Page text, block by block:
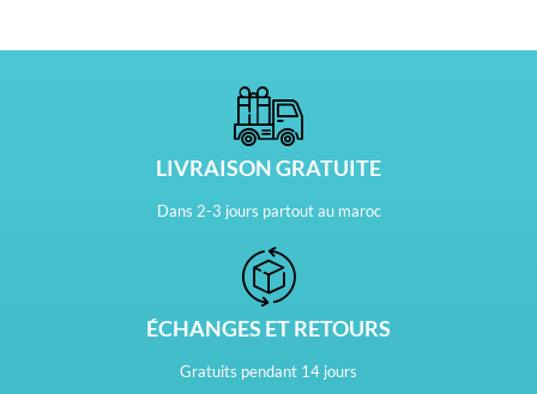
LIVRAISON GRATUITE
Dans 2-3 jours partout au maroc
ÉCHANGES ET RETOURS
Gratuits pendant 14 jours